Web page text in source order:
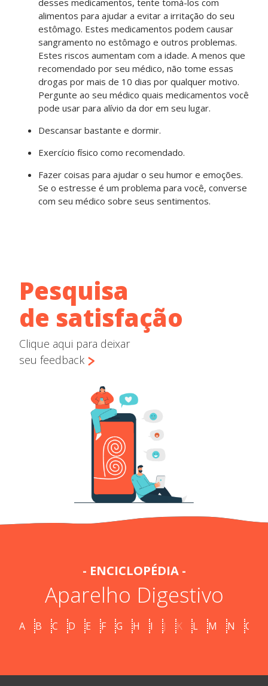
desses medicamentos, tente tomá-los com
alimentos para ajudar a evitar a irritação do seu
estômago. Estes medicamentos podem causar
sangramento no estômago e outros problemas.
Estes riscos aumentam com a idade. A menos que
recomendado por seu médico, não tome essas
drogas por mais de 10 dias por qualquer motivo.
Pergunte ao seu médico quais medicamentos você
pode usar para alívio da dor em seu lugar.
Descansar bastante e dormir.
Exercício físico como recomendado.
Fazer coisas para ajudar o seu humor e emoções.
Se o estresse é um problema para você, converse
com seu médico sobre seus sentimentos.
Pesquisa
de satisfação
Clique aqui para deixar
seu feedback
- ENCICLOPÉDIA -
Aparelho Digestivo
A B C D E F G H I J K L M N O